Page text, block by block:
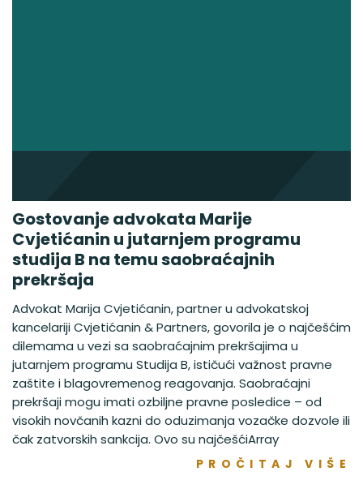
Gostovanje advokata Marije
Cvjetićanin u jutarnjem programu
studija B na temu saobraćajnih
prekršaja
Advokat Marija Cvjetićanin, partner u advokatskoj
kancelariji Cvjetićanin & Partners, govorila je o najčešćim
dilemama u vezi sa saobraćajnim prekršajima u
jutarnjem programu Studija B, ističući važnost pravne
zaštite i blagovremenog reagovanja. Saobraćajni
prekršaji mogu imati ozbiljne pravne posledice – od
visokih novčanih kazni do oduzimanja vozačke dozvole ili
čak zatvorskih sankcija. Ovo su najčešćiArray
PROČITAJ VIŠE